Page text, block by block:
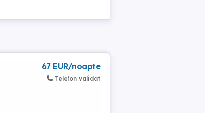
67 EUR/noapte
Telefon validat